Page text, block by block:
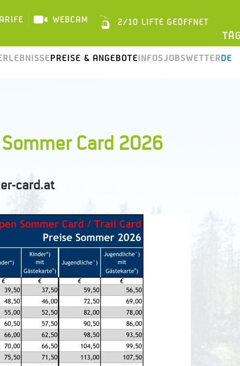
PREISE & ANGEBOTEINFOSJOBSWETTERDE
Card 2026
card.at
WEBCAM 2/10 LIFTE GEÖFFNET
TÄGLICHER